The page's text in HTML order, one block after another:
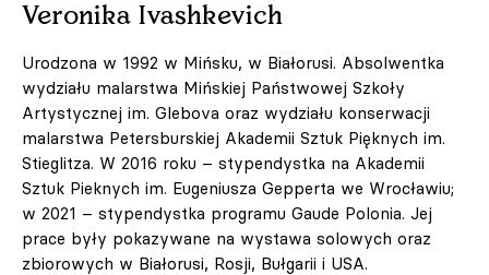
Veronika Ivashkevich
Urodzona w 1992 w Mińsku, w Białorusi. Absolwentka
wydziału malarstwa Mińskiej Państwowej Szkoły
Artystycznej im. Glebova oraz wydziału konserwacji
malarstwa Petersburskiej Akademii Sztuk Pięknych im.
Stieglitza. W 2016 roku – stypendystka na Akademii
Sztuk Pieknych im. Eugeniusza Gepperta we Wrocławiu;
w 2021 – stypendystka programu Gaude Polonia. Jej
prace były pokazywane na wystawa solowych oraz
zbiorowych w Białorusi, Rosji, Bułgarii i USA.